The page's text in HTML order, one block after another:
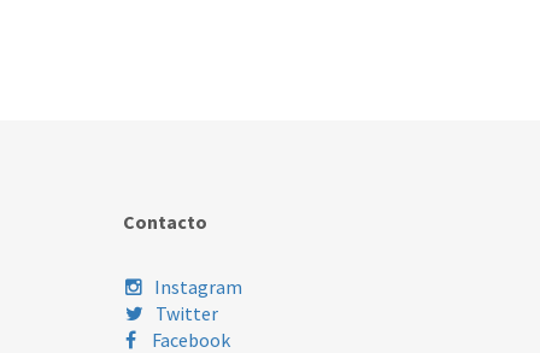
Contacto
Instagram
Twitter
Facebook